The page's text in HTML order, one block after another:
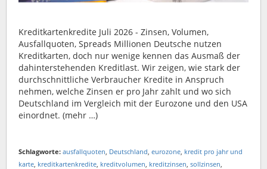
Kreditkartenkredite Juli 2026 - Zinsen, Volumen,
Ausfallquoten, Spreads Millionen Deutsche nutzen
Kreditkarten, doch nur wenige kennen das Ausmaß der
dahinterstehenden Kreditlast. Wir zeigen, wie stark der
durchschnittliche Verbraucher Kredite in Anspruch
nehmen, welche Zinsen er pro Jahr zahlt und wo sich
Deutschland im Vergleich mit der Eurozone und den USA
einordnet. (mehr …)
Schlagworte: ausfallquoten Deutschland eurozone kredit pro jahr und
karte kreditkartenkredite kreditvolumen kreditzinsen sollzinsen